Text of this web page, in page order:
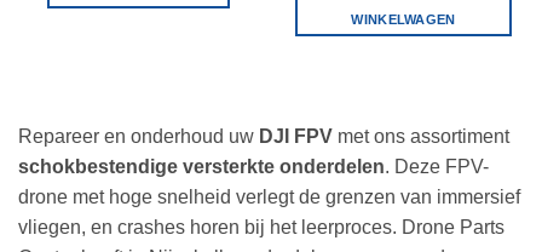
Deze
optie
kan
gekozen
WINKELWAGEN
Repareer en onderhoud uw DJI FPV met ons assortiment
schokbestendige versterkte onderdelen. Deze FPV-
drone met hoge snelheid verlegt de grenzen van immersief
vliegen, en crashes horen bij het leerproces. Drone Parts